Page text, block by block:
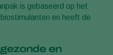
is gebaseerd op het
en heeft de
en